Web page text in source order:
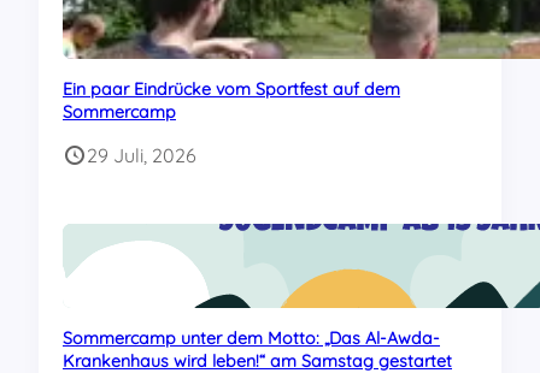
Ein paar Eindrücke vom Sportfest auf dem
Sommercamp
29 Juli, 2026
Sommercamp unter dem Motto: „Das Al-Awda-
Krankenhaus wird leben!“ am Samstag gestartet